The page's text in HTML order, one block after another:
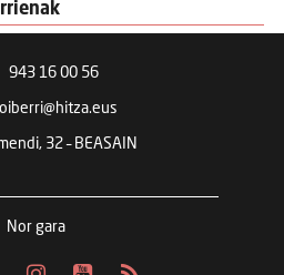
943 16 00 56
32 – BEASAIN
Nor gara